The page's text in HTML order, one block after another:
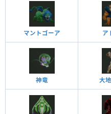
マントゴーア ア
神竜 大